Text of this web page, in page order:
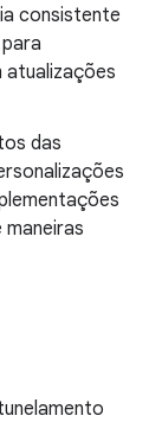
consistente
atualizações
das